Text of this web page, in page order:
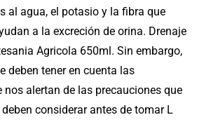
al agua, el potasio y la fibra que
a la excreción de orina. Drenaje
Agricola 650ml. Sin embargo,
deben tener en cuenta las
nos alertan de las precauciones que
considerar antes de tomar L